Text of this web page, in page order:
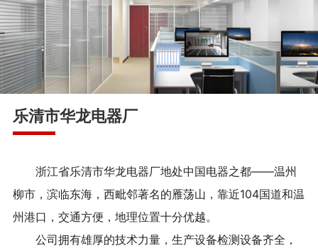
乐清市华龙电器厂
浙江省乐清市华龙电器厂地处中国电器之都——温州
柳市，滨临东海，西毗邻著名的雁荡山，靠近104国道和温
州港口，交通方便，地理位置十分优越。
公司拥有雄厚的技术力量，生产设备检测设备齐全，